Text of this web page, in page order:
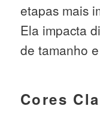
etapas mais
Ela impacta
de tamanho
Cores